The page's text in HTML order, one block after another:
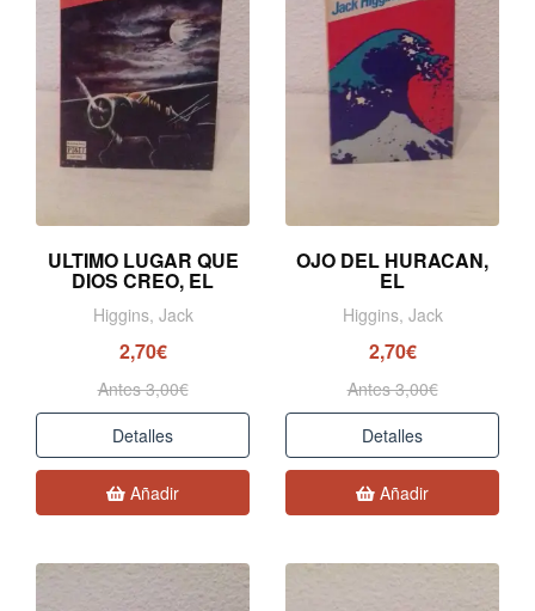
ULTIMO LUGAR QUE
DIOS CREO, EL
Higgins, Jack
2,70€
Antes 3,00€
Detalles
Añadir
OJO DEL HURACAN,
EL
Higgins, Jack
2,70€
Antes 3,00€
Detalles
Añadir